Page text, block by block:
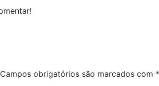
Campos obrigatórios são marcados com *